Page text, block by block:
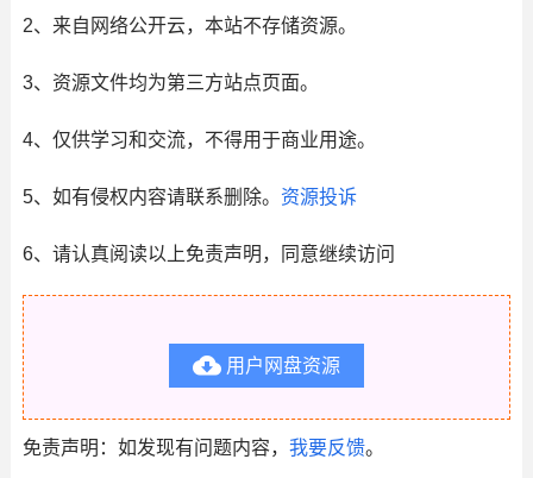
2、来自网络公开云，本站不存储资源。
3、资源文件均为第三方站点页面。
4、仅供学习和交流，不得用于商业用途。
5、如有侵权内容请联系删除。 资源投诉
6、请认真阅读以上免责声明，同意继续访问
用户网盘资源
免责声明：如发现有问题内容， 我要反馈。